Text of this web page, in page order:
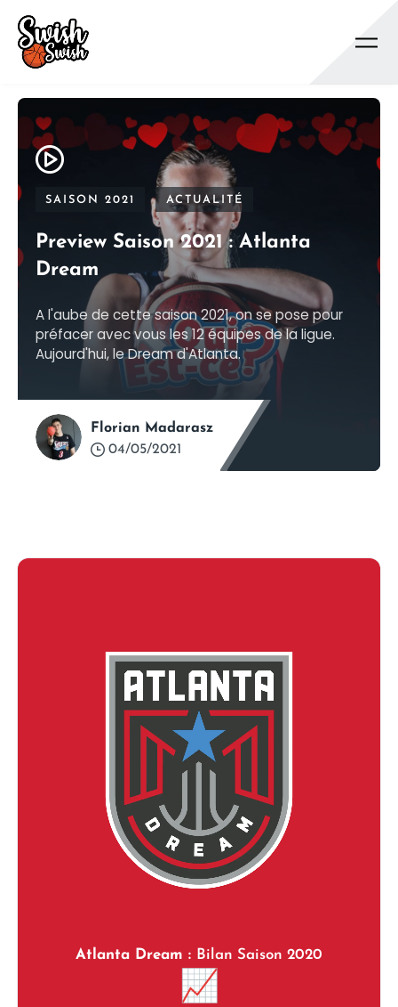
SAISON 2021 ACTUALITÉ
Preview Saison 2021 : Atlanta
Dream
A l'aube de cette saison 2021, on se pose pour
préfacer avec vous les 12 équipes de la ligue.
Aujourd'hui, le Dream d'Atlanta.
04/05/2021
Florian Madarasz
Atlanta Dream : Bilan Saison 2020
📈